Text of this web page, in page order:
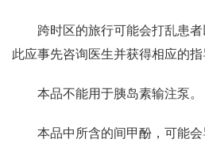
跨时区的旅行可能会打乱患
此应事先咨询医生并获得相应的指
本品不能用于胰岛素输注泵。
本品中所含的间甲酚，可能会